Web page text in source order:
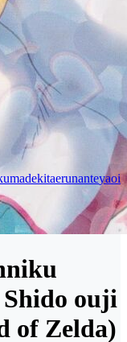
ouji
of Zelda)
yaoi